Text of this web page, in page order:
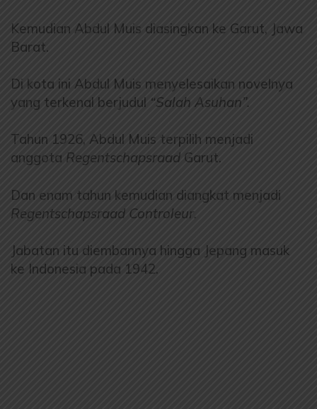
Kemudian Abdul Muis diasingkan ke Garut, Jawa
Barat.
Di kota ini Abdul Muis menyelesaikan novelnya
yang terkenal berjudul “Salah Asuhan”.
Tahun 1926, Abdul Muis terpilih menjadi
anggota Regentschapsraad Garut.
Dan enam tahun kemudian diangkat menjadi
Regentschapsraad Controleur.
Jabatan itu diembannya hingga Jepang masuk
ke Indonesia pada 1942.